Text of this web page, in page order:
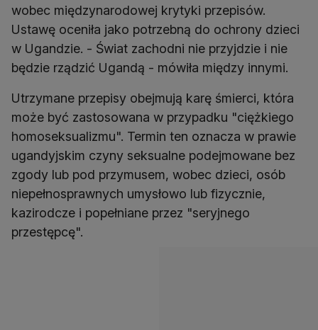
wobec międzynarodowej krytyki przepisów.
Ustawę oceniła jako potrzebną do ochrony dzieci
w Ugandzie. - Świat zachodni nie przyjdzie i nie
będzie rządzić Ugandą - mówiła między innymi.
Utrzymane przepisy obejmują karę śmierci, która
może być zastosowana w przypadku "ciężkiego
homoseksualizmu". Termin ten oznacza w prawie
ugandyjskim czyny seksualne podejmowane bez
zgody lub pod przymusem, wobec dzieci, osób
niepełnosprawnych umysłowo lub fizycznie,
kazirodcze i popełniane przez "seryjnego
przestępcę".